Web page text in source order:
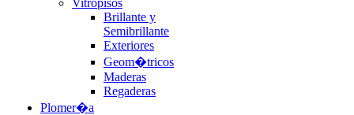
Vitropisos
Brillante y
Semibrillante
Exteriores
Geom�tricos
Maderas
Regaderas
Plomer�a